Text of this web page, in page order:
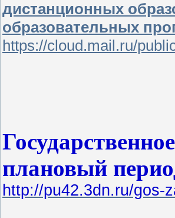
дистанционных
образовательных
https://cloud.mail.ru/
плановый
http://pu42.3dn.ru/gos-